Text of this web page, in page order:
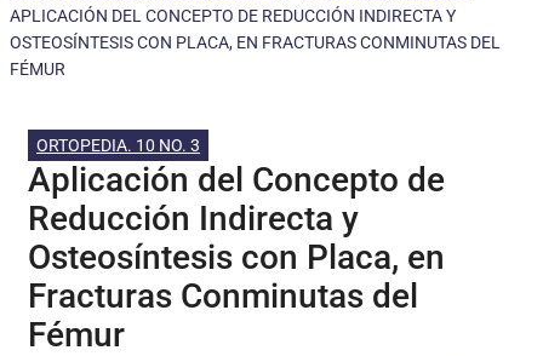
APLICACIÓN DEL CONCEPTO DE REDUCCIÓN INDIRECTA Y
OSTEOSÍNTESIS CON PLACA, EN FRACTURAS CONMINUTAS DEL
FÉMUR
ORTOPEDIA. 10 NO. 3
Aplicación del Concepto de
Reducción Indirecta y
Osteosíntesis con Placa, en
Fracturas Conminutas del
Fémur